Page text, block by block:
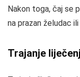
Nakon toga, čaj se
na prazan želudac
Trajanje